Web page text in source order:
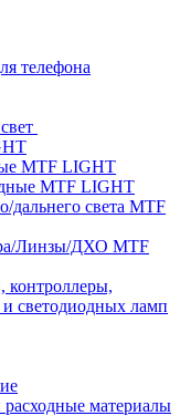
телефона
MTF LIGHT
MTF LIGHT
дальнего света MTF
Линзы/ДХО MTF
контроллеры,
светодиодных ламп
расходные материалы